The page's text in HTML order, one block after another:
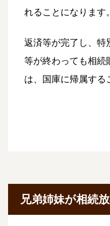
れることになります。
返済等が完了し、特
等が終わっても相続
は、国庫に帰属する
兄弟姉妹が相続